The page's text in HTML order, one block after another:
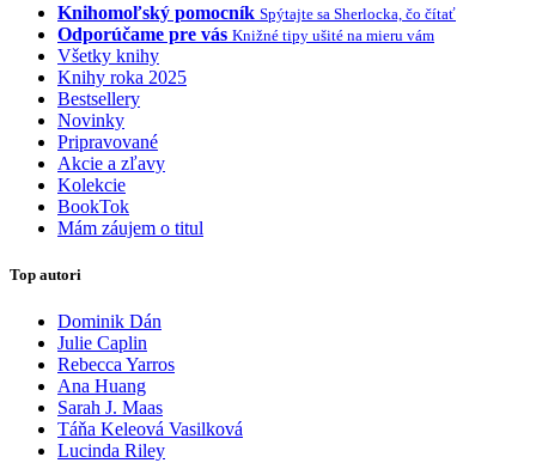
Knihomoľský pomocník Spýtajte sa Sherlocka, čo čítať
Odporúčame pre vás Knižné tipy ušité na mieru vám
Všetky knihy
Knihy roka 2025
Bestsellery
Novinky
Pripravované
Akcie a zľavy
Kolekcie
BookTok
Mám záujem o titul
Top autori
Dominik Dán
Julie Caplin
Rebecca Yarros
Ana Huang
Sarah J. Maas
Táňa Keleová Vasilková
Lucinda Riley